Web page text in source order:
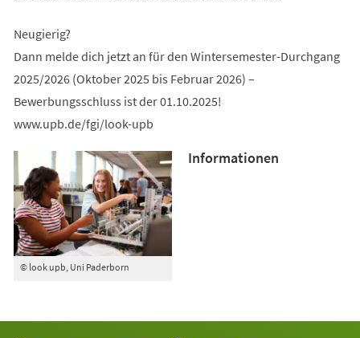
Neugierig?
Dann melde dich jetzt an für den Wintersemester-Durchgang
2025/2026 (Oktober 2025 bis Februar 2026) –
Bewerbungsschluss ist der 01.10.2025!
www.upb.de/fgi/look-upb
© look upb, Uni Paderborn
Informationen